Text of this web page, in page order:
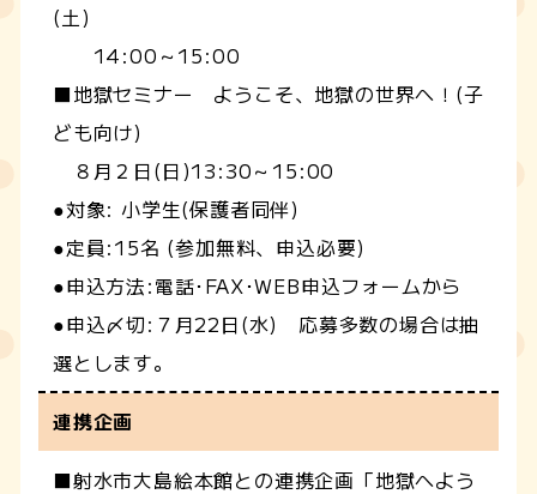
(土)
14:00～15:00
■地獄セミナー ようこそ、地獄の世界へ！(子
ども向け)
８月２日(日)13:30～15:00
●対象: 小学生(保護者同伴)
●定員:15名 (参加無料、申込必要)
●申込方法:電話･FAX･WEB申込フォームから
●申込〆切:７月22日(水) 応募多数の場合は抽
選とします。
連携企画
■射水市大島絵本館との連携企画「地獄へよう